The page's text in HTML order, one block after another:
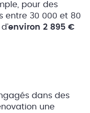
pour des
entre 30 000 et 80
environ 2 895 €
dans des
une